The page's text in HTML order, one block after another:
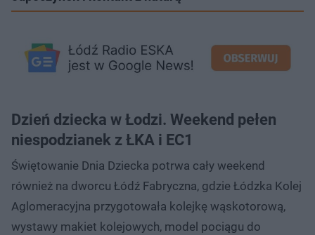
Dzień dziecka w Łodzi. Weekend pełen
niespodzianek z ŁKA i EC1
Świętowanie Dnia Dziecka potrwa cały weekend
również na dworcu Łódź Fabryczna, gdzie Łódzka Kolej
Aglomeracyjna przygotowała kolejkę wąskotorową,
wystawy makiet kolejowych, model pociągu do